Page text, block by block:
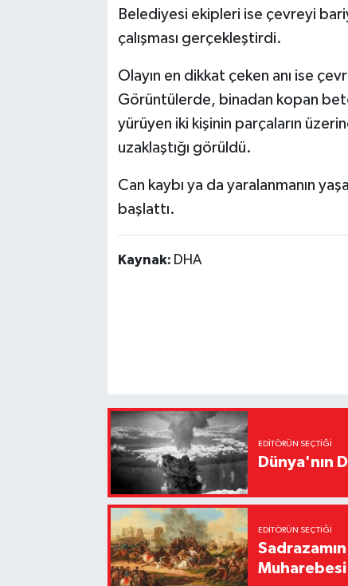
Belediyesi ekipleri ise çevreyi
çalışması gerçekleştirdi.
Olayın en dikkat çeken anı ise
Görüntülerde, binadan kopan
yürüyen iki kişinin parçaların
uzaklaştığı görüldü.
Can kaybı ya da yaralanmanın
başlattı.
Kaynak: DHA
EDITÖRÜN SEÇTIĞI
Dünya'nın
EDITÖRÜN SEÇTIĞI
Muharebesi